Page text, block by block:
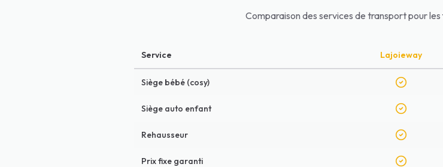
Comparaison des services de transport pour
Service Lajoieway
Siège bébé (cosy)
Siège auto enfant
Rehausseur
Prix fixe garanti